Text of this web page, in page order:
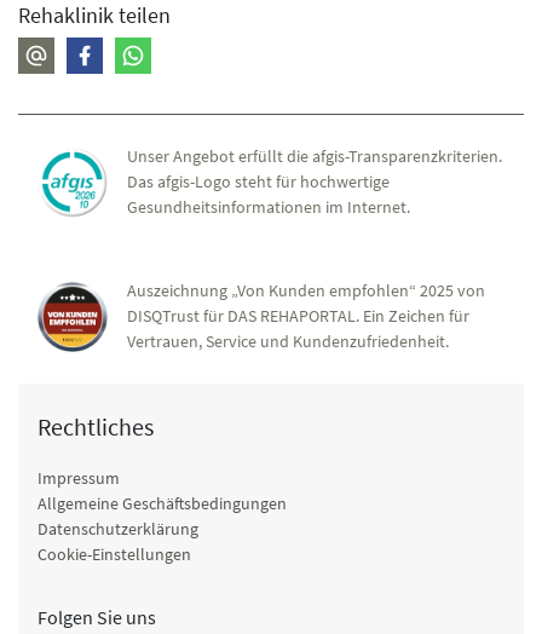
Rehaklinik teilen
Unser Angebot erfüllt die afgis-Transparenzkriterien.
Das afgis-Logo steht für hochwertige
Gesundheitsinformationen im Internet.
Auszeichnung „Von Kunden empfohlen“ 2025 von
DISQTrust für DAS REHAPORTAL. Ein Zeichen für
Vertrauen, Service und Kundenzufriedenheit.
Rechtliches
Impressum
Allgemeine Geschäftsbedingungen
Datenschutzerklärung
Cookie-Einstellungen
Folgen Sie uns